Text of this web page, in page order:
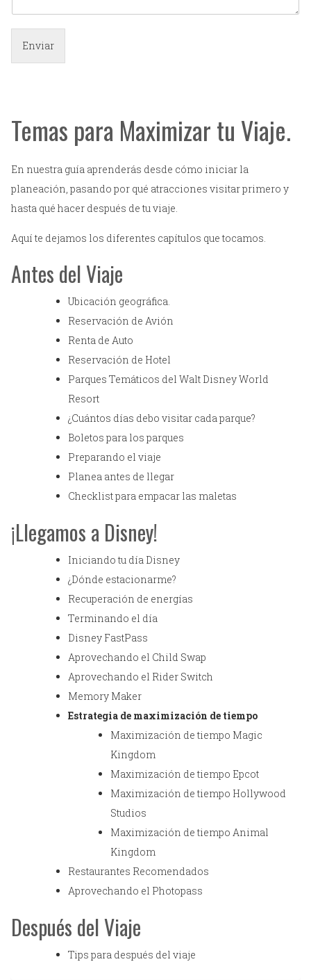
Enviar
Temas para Maximizar tu Viaje.
En nuestra guía aprenderás desde cómo iniciar la
planeación, pasando por qué atracciones visitar primero y
hasta qué hacer después de tu viaje.
Aquí te dejamos los diferentes capítulos que tocamos.
Antes del Viaje
Ubicación geográfica.
Reservación de Avión
Renta de Auto
Reservación de Hotel
Parques Temáticos del Walt Disney World
Resort
¿Cuántos días debo visitar cada parque?
Boletos para los parques
Preparando el viaje
Planea antes de llegar
Checklist para empacar las maletas
¡Llegamos a Disney!
Iniciando tu día Disney
¿Dónde estacionarme?
Recuperación de energías
Terminando el día
Disney FastPass
Aprovechando el Child Swap
Aprovechando el Rider Switch
Memory Maker
Estrategia de maximización de tiempo
Maximización de tiempo Magic
Kingdom
Maximización de tiempo Epcot
Maximización de tiempo Hollywood
Studios
Maximización de tiempo Animal
Kingdom
Restaurantes Recomendados
Aprovechando el Photopass
Después del Viaje
Tips para después del viaje